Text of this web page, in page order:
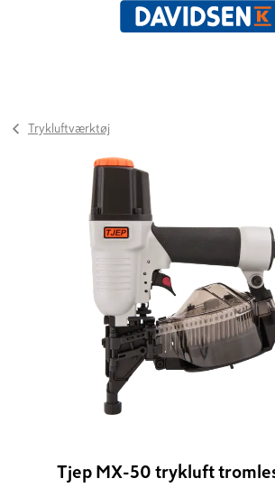
Trykluftværktøj
Tjep MX-50 trykluft